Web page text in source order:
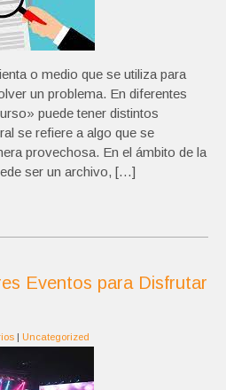
o medio que se utiliza para
un problema. En diferentes
puede tener distintos
se refiere a algo que se
provechosa. En el ámbito de la
ser un archivo, […]
Eventos para Disfrutar
| Uncategorized